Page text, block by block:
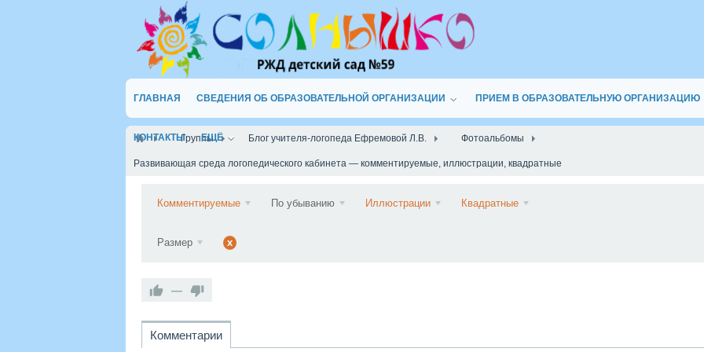
ГЛАВНАЯ СВЕДЕНИЯ ОБ ОБРАЗОВАТЕЛЬНОЙ ОРГАНИЗАЦИИ ПРИЕМ В ОБРАЗОВАТЕЛЬНУЮ ОРГАНИЗАЦИЮ
КОНТАКТЫ ЕЩЁ
Группы Блог учителя-логопеда Ефремовой Л.В. Фотоальбомы
Развивающая среда логопедического кабинета — комментируемые, иллюстрации, квадратные
Комментируемые По убыванию Иллюстрации Квадратные
Размер x
—
Комментарии